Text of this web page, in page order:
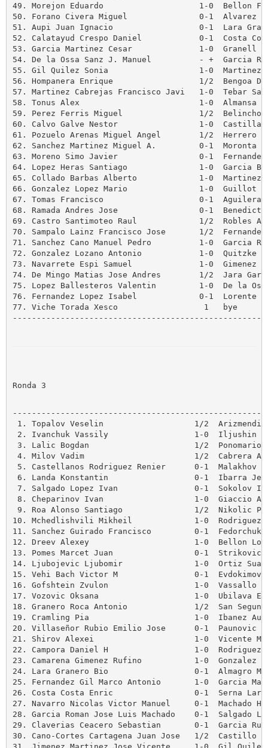
49. Morejon Eduardo                    1-0  Bellon
50. Forano Civera Miguel               0-1  Alvarez
51. Aupi Juan Ignacio                  0-1  Lara
52. Calatayud Crespo Daniel            0-1  Costa
53. Garcia Martinez Cesar              1-0  Granell
54. De la Ossa Sanz J. Manuel          - +  Garcia
55. Gil Quilez Sonia                   1-0  Martinez
56. Hompanera Enrique                  1/2  Bengoa
57. Martinez Cabrejas Francisco Javi   1-0  Tebar
58. Tonus Alex                         1-0  Almansa
59. Perez Ferris Miguel                1/2  Belinchon
60. Calvo Galve Nestor                 1-0
61. Pozuelo Arenas Miguel Angel        1/2  Herrero
62. Sanchez Martinez Miguel A.         0-1  Moronta
63. Moreno Simo Javier                 0-1  Fernandez
64. Lopez Heras Santiago               1-0  Garcia
65. Collado Barbas Alberto             1-0  Martinez
66. Gonzalez Lopez Mario               1-0  Guillot
67. Tomas Francisco                    0-1  Aguilera
68. Ramada Andres Jose                 0-1  Benedicto
69. Castro Santimoteo Raul             1/2  Robles
70. Sampalo Lainz Francisco Jose       1/2  Fernandez
71. Sanchez Cano Manuel Pedro          1-0  Garcia
72. Gonzalez Lozano Antonio            1-0  Quitzke
73. Navarrete Espi Samuel              1-0  Gimenez
74. De Mingo Matias Jose Andres        1/2  Jara
75. Lopez Ballesteros Valentin         1-0  De la
76. Fernandez Lopez Isabel             0-1  Lorente
77. Viche Torada Xesco                  1   bye
Ronda 3
1. Topalov Veselin                   1/2  Arizmendi
2. Ivanchuk Vassily                  1-0  Iljushin
3. Lalic Bogdan                      1/2  Ponomariov
4. Milov Vadim                       1/2  Cabrera
5. Castellanos Rodriguez Renier      0-1  Malakhov
6. Landa Konstantin                  0-1  Ibarra
7. Salgado Lopez Ivan                0-1  Sokolov
8. Cheparinov Ivan                   1-0  Giaccio
9. Roa Alonso Santiago               1/2  Nikolic
10. Mchedlishvili Mikheil             1-0  Rodriguez
11. Sanchez Guirado Francisco         0-1  Fedorchuk
12. Dreev Alexey                      1-0  Bellon Lopez
13. Pomes Marcet Juan                 0-1  Strikovic
14. Ljubojevic Ljubomir               1-0  Ortiz
15. Vehi Bach Victor M                0-1  Evdokimov
16. Gofshtein Zvulon                  1-0  Vassallo
17. Vozovic Oksana                    1-0  Ubilava
18. Granero Roca Antonio              1/2  San
19. Cramling Pia                      1-0  Ibanez
20. Villaseñor Rubio Emilio Jose      0-1  Paunovic
21. Shirov Alexei                     1-0  Vicente
22. Campora Daniel H                  1-0  Rodriguez
23. Camarena Gimenez Rufino           1-0  Gonzalez De
24. Lara Granero Bio                  0-1  Almagro
25. Fernandez Gil Marco Antonio       1-0  Garcia
26. Costa Costa Enric                 0-1  Serna Lara
27. Navarro Nicolas Victor Manuel     0-1  Machado
28. Garcia Roman Jose Luis Machado    0-1  Salgado
29. Claverias Ceacero Sebastian       0-1  Garcia
30. Cano-Cortes Cartagena Juan Jose   1/2  Castillo
31. Jimenez Martinez Jose Vicente     1-0  Gil Quilez